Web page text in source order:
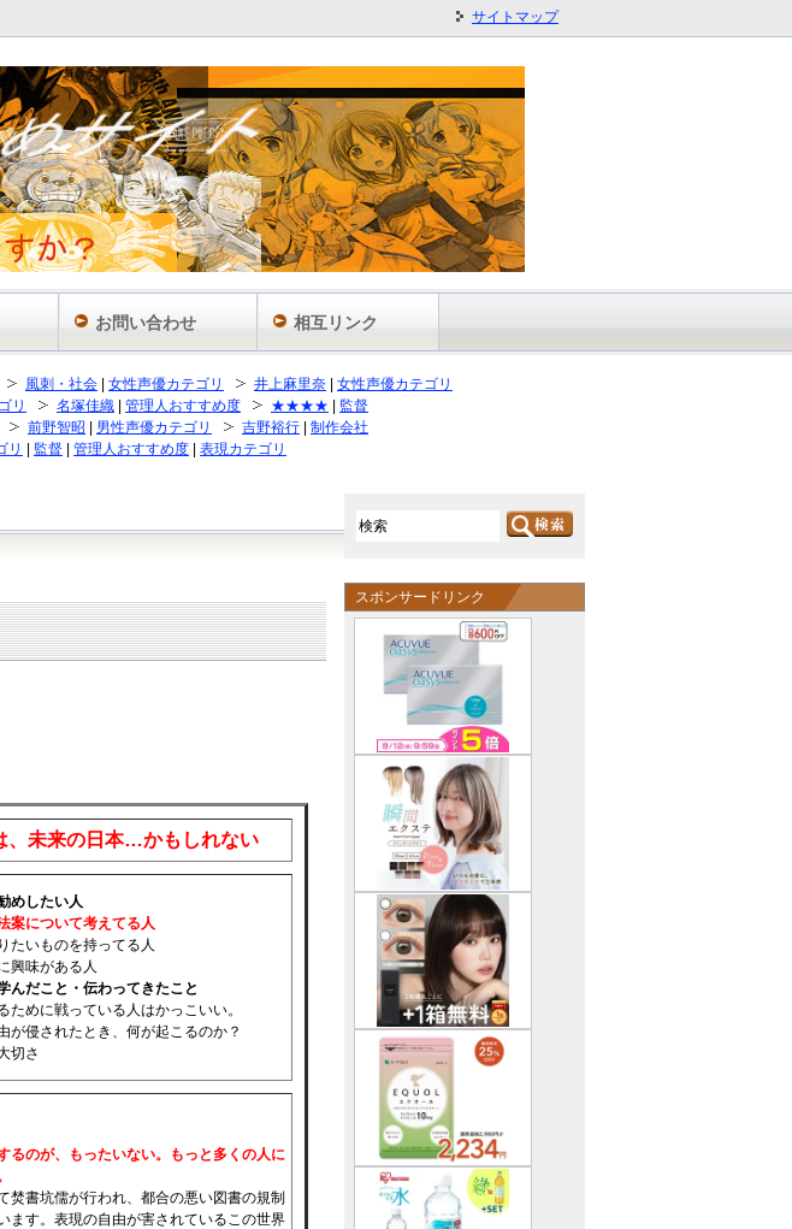
風刺・社会 女性声優カテゴリ 井上麻里奈
女性声優カテゴリ
リ 名塚佳織 管理人おすすめ度 ★★★★
監督
前野智昭 男性声優カテゴリ 吉野裕行
制作会社
リ 監督 管理人おすすめ度
表現カテゴリ
、未来の日本…かもしれない
めしたい人
案について考えてる人
たいものを持ってる人
興味がある人
んだこと・伝わってきたこと
ために戦っている人はかっこいい。
が侵されたとき、何が起こるのか？
切さ
るのが、もったいない。もっと多くの人に
焚書坑儒が行われ、都合の悪い図書の規制
ます。表現の自由が害されているこの世界
スポンサードリンク
サイトマップ
お問い合わせ 相互リンク